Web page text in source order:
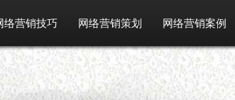
络营销技巧 网络营销策划 网络营销案例